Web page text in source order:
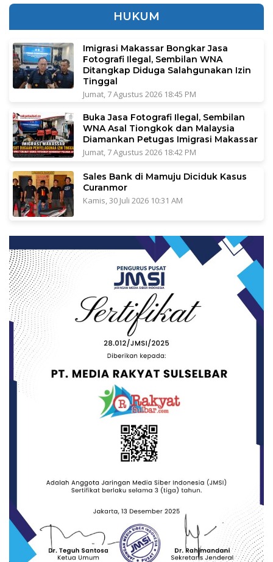
HUKUM
Imigrasi Makassar Bongkar Jasa
Fotografi Ilegal, Sembilan WNA
Ditangkap Diduga Salahgunakan Izin
Tinggal
Jumat, 7 Agustus 2026 18:45 PM
Buka Jasa Fotografi Ilegal, Sembilan
WNA Asal Tiongkok dan Malaysia
Diamankan Petugas Imigrasi Makassar
Jumat, 7 Agustus 2026 18:42 PM
Sales Bank di Mamuju Diciduk Kasus
Curanmor
Kamis, 30 Juli 2026 10:31 AM